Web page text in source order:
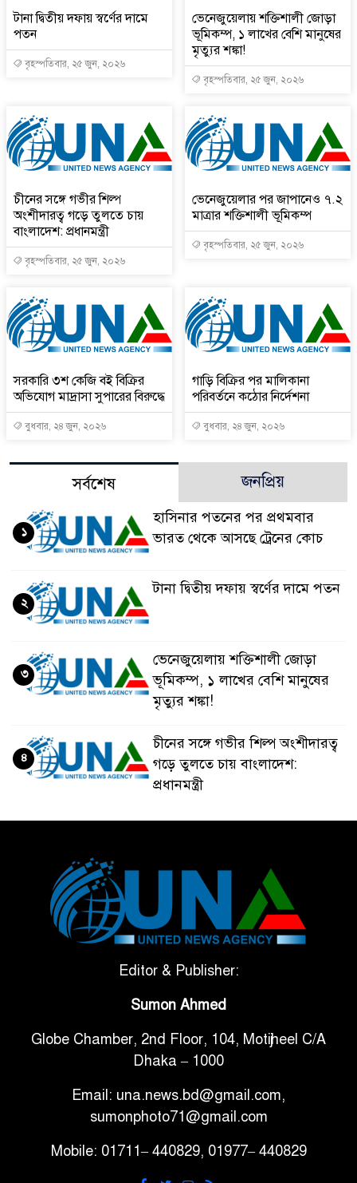
টানা দ্বিতীয় দফায় স্বর্ণের দামে
পতন
বৃহস্পতিবার, ২৫ জুন, ২০২৬
ভেনেজুয়েলায় শক্তিশালী জোড়া
ভূমিকম্প, ১ লাখের বেশি মানুষের
মৃত্যুর শঙ্কা!
বৃহস্পতিবার, ২৫ জুন, ২০২৬
চীনের সঙ্গে গভীর শিল্প
অংশীদারত্ব গড়ে তুলতে চায়
বাংলাদেশ: প্রধানমন্ত্রী
বৃহস্পতিবার, ২৫ জুন, ২০২৬
ভেনেজুয়েলার পর জাপানেও ৭.২
মাত্রার শক্তিশালী ভূমিকম্প
বৃহস্পতিবার, ২৫ জুন, ২০২৬
সরকারি ৩শ কেজি বই বিক্রির
অভিযোগ মাদ্রাসা সুপারের বিরুদ্ধে
বুধবার, ২৪ জুন, ২০২৬
গাড়ি বিক্রির পর মালিকানা
পরিবর্তনে কঠোর নির্দেশনা
বুধবার, ২৪ জুন, ২০২৬
সর্বশেষ জনপ্রিয়
হাসিনার পতনের পর প্রথমবার
ভারত থেকে আসছে ট্রেনের কোচ
১
টানা দ্বিতীয় দফায় স্বর্ণের দামে পতন
২
ভেনেজুয়েলায় শক্তিশালী জোড়া
ভূমিকম্প, ১ লাখের বেশি মানুষের
মৃত্যুর শঙ্কা!
৩
চীনের সঙ্গে গভীর শিল্প অংশীদারত্ব
গড়ে তুলতে চায় বাংলাদেশ:
প্রধানমন্ত্রী
৪
টানা ৩ ম্যাচে গোল ভিনির, ইতিহাস
বলছে বিশ্বকাপ জিতবে ব্রাজিল
সরকারি ৩শ কেজি বই বিক্রির
গাড়ি বিক্রির পর মালিকানা
পরিবর্তনে কঠোর নির্দেশনা
আ.লীগ ও বিএনপির বিরুদ্ধে
নাহিদ
Editor & Publisher:
Sumon Ahmed
Globe Chamber, 2nd Floor, 104, Motijheel C/A
Dhaka – 1000
Email: una.news.bd@gmail.com,
sumonphoto71@gmail.com
Mobile: 01711– 440829, 01977– 440829